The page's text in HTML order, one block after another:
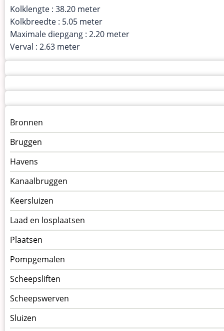
Kolklengte : 38.20 meter
Kolkbreedte : 5.05 meter
Maximale diepgang : 2.20 meter
Verval : 2.63 meter
Menu
kunstwerken
op
kunstwerkpagina
Bronnen
Bruggen
Havens
Kanaalbruggen
Keersluizen
Laad en losplaatsen
Plaatsen
Pompgemalen
Scheepsliften
Scheepswerven
Sluizen